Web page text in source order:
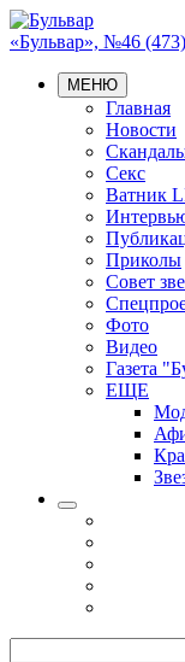
«Бульвар», №46
МЕНЮ
Главная
Новости
Секс
Ватник
Приколы
Совет
Фото
Видео
Газета
ЕЩЕ